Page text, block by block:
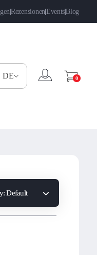
RezensionenEventsBlog
0
Default